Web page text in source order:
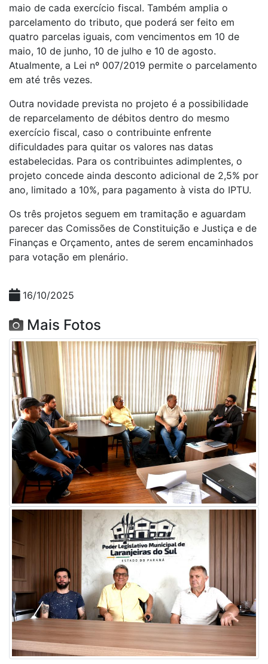
maio de cada exercício fiscal. Também amplia o
parcelamento do tributo, que poderá ser feito em
quatro parcelas iguais, com vencimentos em 10 de
maio, 10 de junho, 10 de julho e 10 de agosto.
Atualmente, a Lei nº 007/2019 permite o parcelamento
em até três vezes.
Outra novidade prevista no projeto é a possibilidade
de reparcelamento de débitos dentro do mesmo
exercício fiscal, caso o contribuinte enfrente
dificuldades para quitar os valores nas datas
estabelecidas. Para os contribuintes adimplentes, o
projeto concede ainda desconto adicional de 2,5% por
ano, limitado a 10%, para pagamento à vista do IPTU.
Os três projetos seguem em tramitação e aguardam
parecer das Comissões de Constituição e Justiça e de
Finanças e Orçamento, antes de serem encaminhados
para votação em plenário.
16/10/2025
Mais Fotos